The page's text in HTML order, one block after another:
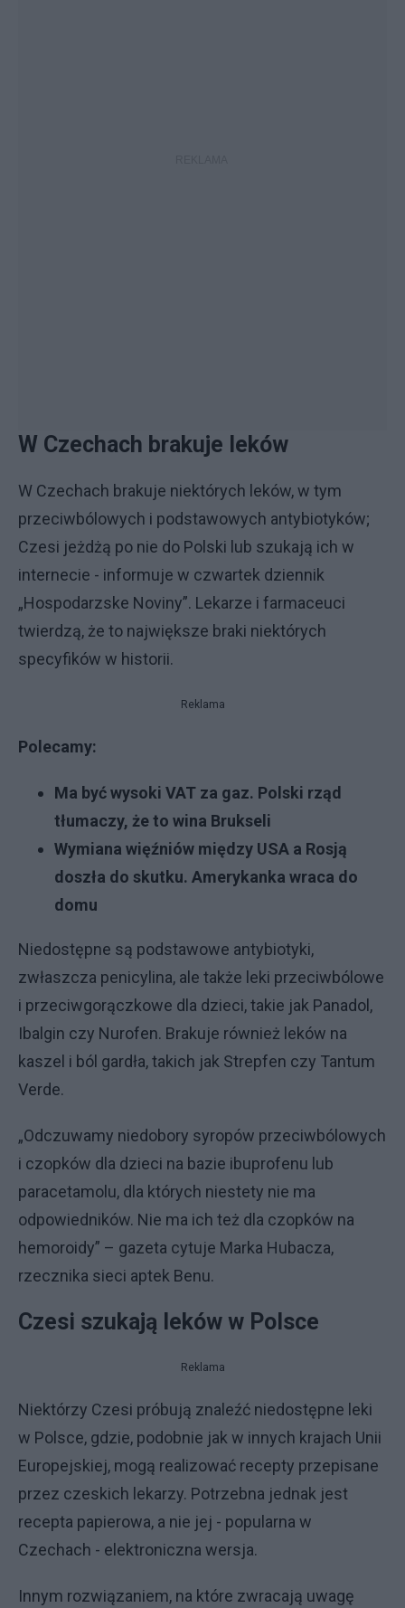
W Czechach brakuje leków
W Czechach brakuje niektórych leków, w tym
przeciwbólowych i podstawowych antybiotyków;
Czesi jeżdżą po nie do Polski lub szukają ich w
internecie - informuje w czwartek dziennik
„Hospodarzske Noviny”. Lekarze i farmaceuci
twierdzą, że to największe braki niektórych
specyfików w historii.
Reklama
Polecamy:
Ma być wysoki VAT za gaz. Polski rząd
tłumaczy, że to wina Brukseli
Wymiana więźniów między USA a Rosją
doszła do skutku. Amerykanka wraca do
domu
Niedostępne są podstawowe antybiotyki,
zwłaszcza penicylina, ale także leki przeciwbólowe
i przeciwgorączkowe dla dzieci, takie jak Panadol,
Ibalgin czy Nurofen. Brakuje również leków na
kaszel i ból gardła, takich jak Strepfen czy Tantum
Verde.
„Odczuwamy niedobory syropów przeciwbólowych
i czopków dla dzieci na bazie ibuprofenu lub
paracetamolu, dla których niestety nie ma
odpowiedników. Nie ma ich też dla czopków na
hemoroidy” – gazeta cytuje Marka Hubacza,
rzecznika sieci aptek Benu.
Czesi szukają leków w Polsce
Reklama
Niektórzy Czesi próbują znaleźć niedostępne leki
w Polsce, gdzie, podobnie jak w innych krajach Unii
Europejskiej, mogą realizować recepty przepisane
przez czeskich lekarzy. Potrzebna jednak jest
recepta papierowa, a nie jej - popularna w
Czechach - elektroniczna wersja.
Innym rozwiązaniem, na które zwracają uwagę